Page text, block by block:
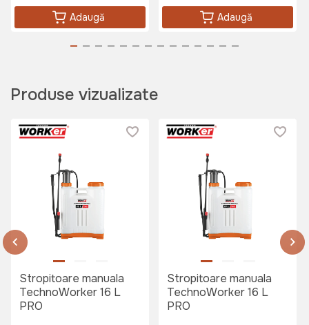
Adaugă Adaugă
Produse vizualizate
Stropitoare manuala
TechnoWorker 16 L
PRO
Stropitoare manuala
TechnoWorker 16 L
PRO